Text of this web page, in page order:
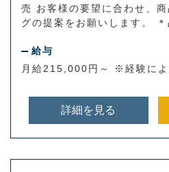
売 お客様の要望に合わせ、
グの提案をお願いします。
給与
月給215,000円～ ※経験に
詳細を見る